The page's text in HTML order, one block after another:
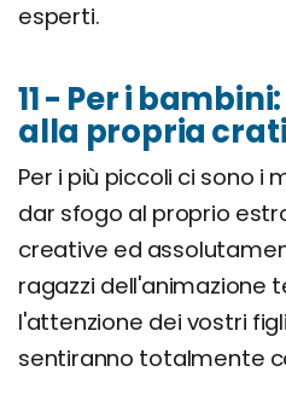
esperti.
11 - Per i
alla propria
Per i più piccoli ci sono i
dar sfogo al proprio
creative ed
ragazzi dell'animazione
l'attenzione dei vostri
sentiranno totalmente